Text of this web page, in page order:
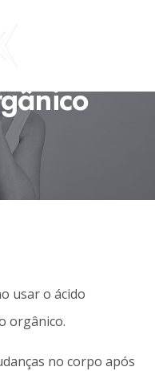
C
usar o ácido
orgânico.
no corpo após